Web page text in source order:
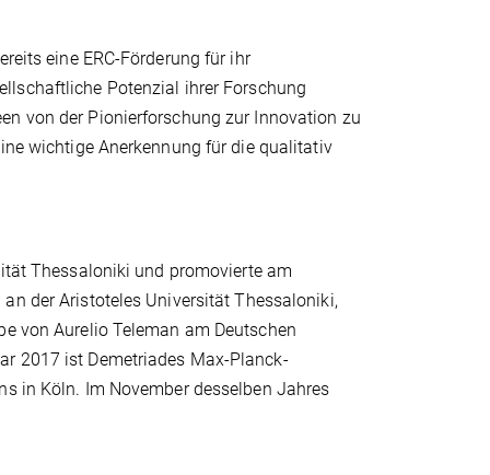
eine ERC-Förderung für ihr
Potenzial ihrer Forschung
von der Pionierforschung zur Innovation zu
wichtige Anerkennung für die qualitativ
Thessaloniki und promovierte am
der Aristoteles Universität Thessaloniki,
von Aurelio Teleman am Deutschen
2017 ist Demetriades Max-Planck-
in Köln. Im November desselben Jahres